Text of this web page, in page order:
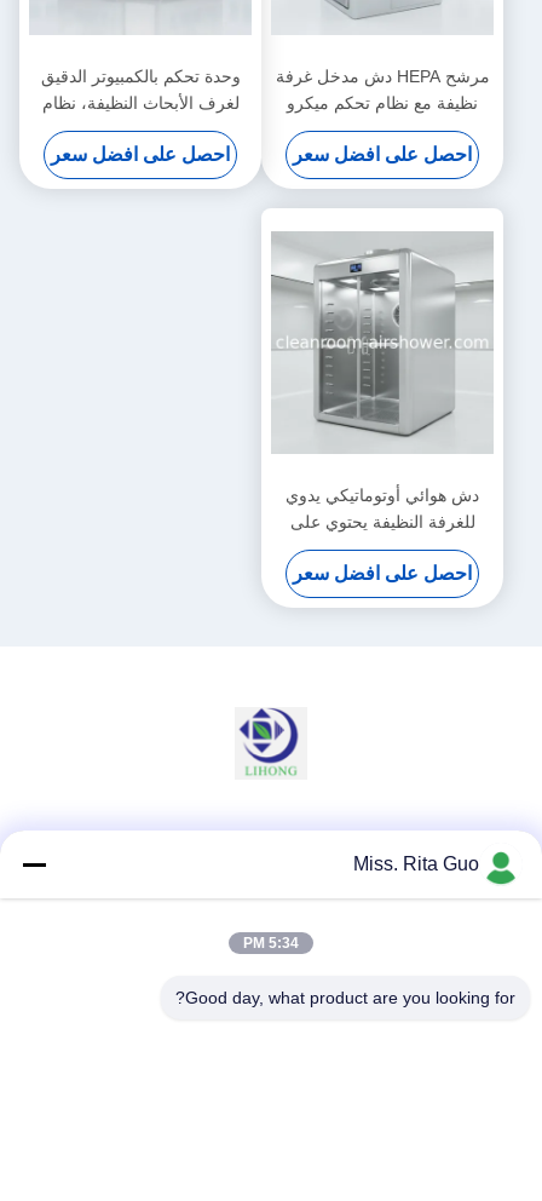
مرشح HEPA دش مدخل غرفة
نظيفة مع نظام تحكم ميكرو
كمبيوتر لإستحمام الهواء ومنع
التلوث
احصل على افضل سعر
وحدة تحكم بالكمبيوتر الدقيق
لغرف الأبحاث النظيفة، نظام
مزدوج/فردي مع نظام تشابك
لتوفير حلول إزالة الجسيمات
المحمولة جواً
احصل على افضل سعر
دش هوائي أوتوماتيكي يدوي
للغرفة النظيفة يحتوي على
مروحة طرد مركزي ومصباح
LED يوفر إزالة الجسيمات
المحمولة جواً للغرفة النظيفة
احصل على افضل سعر
اتصال سريع
الهاتف
Miss. Rita Guo
5:34 PM
Good day, what product are you looking for?